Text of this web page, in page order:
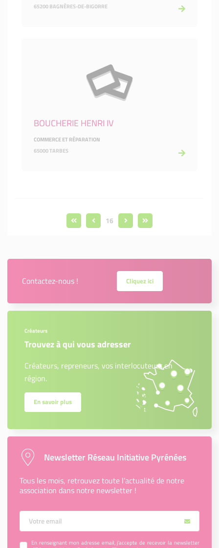
65200 BAGNÈRES-DE-BIGORRE
BOUCHERIE HENRI IV
COMMERCE ET RÉPARATION
65000 TARBES
16
Contactez-nous ! Cliquez ici
Créateurs
Trouvez à qui vous adresser
Créateurs, repreneurs, vos interlocuteurs en
région.
En savoir plus
Newsletter Réseau Initiative Pyrénées
Tous les mois, retrouvez toute l’actualité de notre
association dans notre newsletter !
Votre Email
En renseignant mon adresse email, j’accepte de recevoir la newsletter